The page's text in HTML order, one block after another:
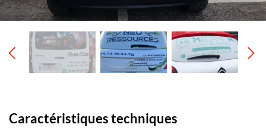
Caractéristiques techniques